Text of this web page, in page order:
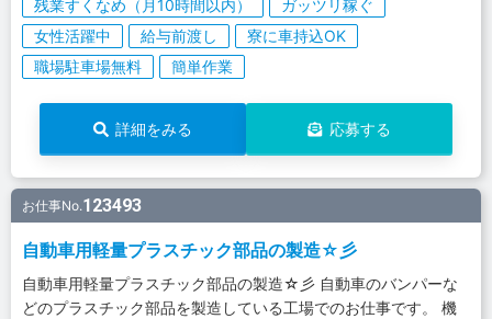
残業すくなめ（月10時間以内）
ガッツリ稼ぐ
女性活躍中
給与前渡し
寮に車持込OK
職場駐車場無料
簡単作業
詳細をみる 応募する
お仕事No.123493
自動車用軽量プラスチック部品の製造☆彡
自動車用軽量プラスチック部品の製造☆彡 自動車のバンパーな
どのプラスチック部品を製造している工場でのお仕事です。 機